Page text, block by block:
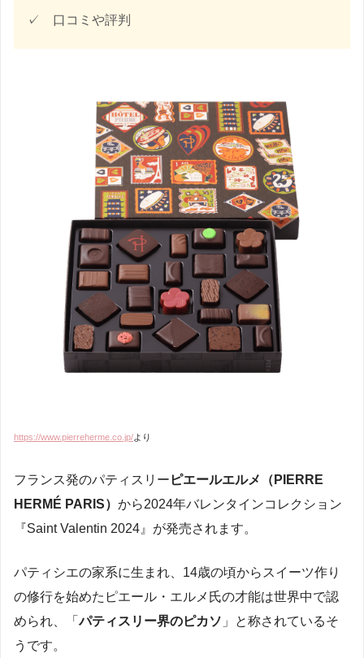
✓ 口コミや評判
https://www.pierreherme.co.jp/より
フランス発のパティスリー ピエールエルメ（PIERRE
HERMÉ PARIS） から2024年バレンタインコレクション
『Saint Valentin 2024』が発売されます。
パティシエの家系に生まれ、14歳の頃からスイーツ作り
の修行を始めたピエール・エルメ氏の才能は世界中で認
められ、「パティスリー界のピカソ 」と称されているそ
うです。